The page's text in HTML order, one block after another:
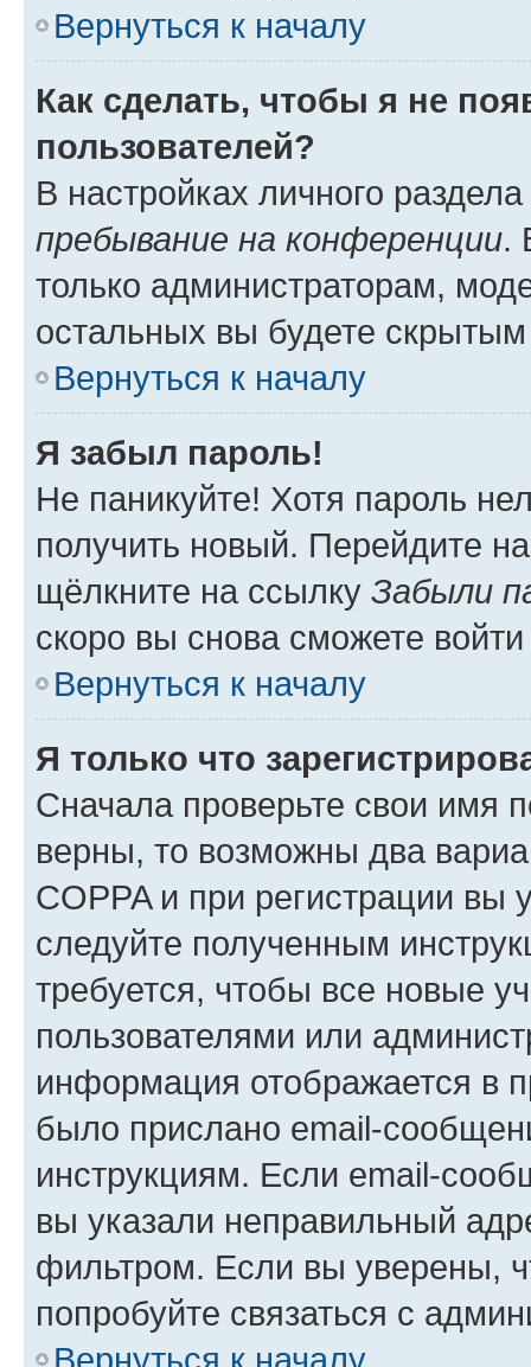
Вернуться к началу
Как сделать, чтобы я не
пользователей?
В настройках личного
пребывание на конференции.
только администраторам,
остальных вы будете
Вернуться к началу
Я забыл пароль!
Не паникуйте! Хотя пароль
получить новый. Перейдите
щёлкните на ссылку Забыли
скоро вы снова сможете
Вернуться к началу
Я только что
Сначала проверьте свои имя
верны, то возможны два
COPPA и при регистрации вы
следуйте полученным
требуется, чтобы все новые
пользователями или
информация отображается в
было прислано email-
инструкциям. Если email-
вы указали неправильный
фильтром. Если вы уверены,
попробуйте связаться с
Вернуться к началу